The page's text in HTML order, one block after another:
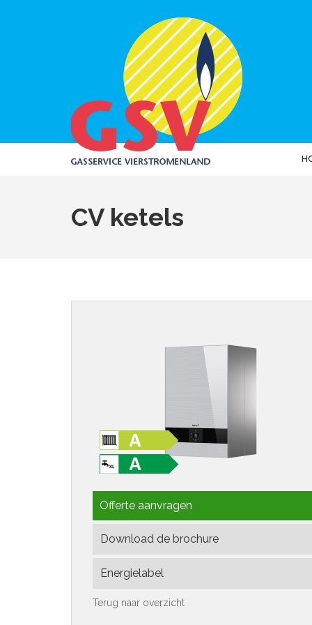
CV ketels
Offerte aanvragen
Download de brochure
Energielabel
Terug naar overzicht